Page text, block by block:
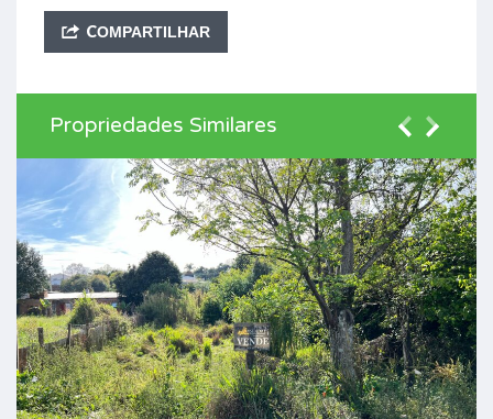
COMPARTILHAR
Propriedades Similares